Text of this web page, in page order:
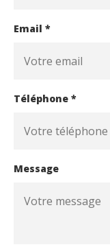
Email *
Téléphone *
Message